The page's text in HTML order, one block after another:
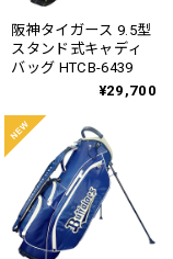
阪神タイガース 9.5型
スタンド式キャディ
バッグ HTCB-6439
¥29,700